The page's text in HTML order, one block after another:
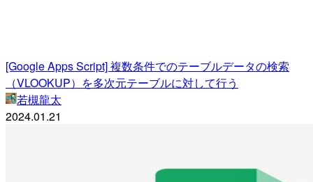
[Google Apps Script] 複数条件でのテーブルデータの検索
（VLOOKUP）を多次元テーブルに対して行う
若槻龍太
2024.01.21